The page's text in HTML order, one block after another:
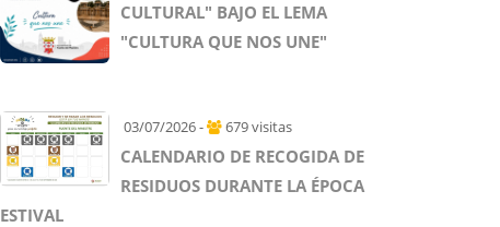
CULTURAL" BAJO EL LEMA
"CULTURA QUE NOS UNE"
03/07/2026 - 679 visitas
CALENDARIO DE RECOGIDA DE
RESIDUOS DURANTE LA ÉPOCA
ESTIVAL